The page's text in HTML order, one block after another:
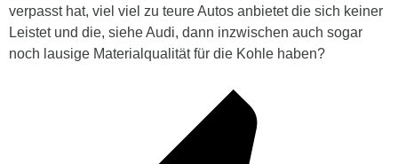
verpasst hat, viel viel zu teure Autos anbietet die sich keiner
Leistet und die, siehe Audi, dann inzwischen auch sogar
noch lausige Materialqualität für die Kohle haben?